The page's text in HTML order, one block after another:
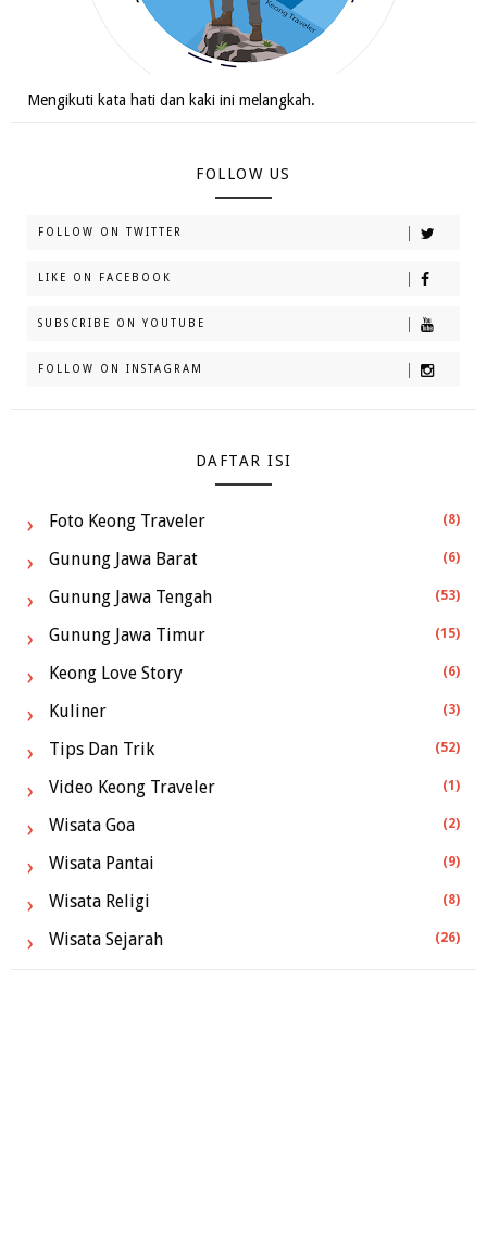
Mengikuti kata hati dan kaki ini melangkah.
FOLLOW US
FOLLOW ON TWITTER
LIKE ON FACEBOOK
SUBSCRIBE ON YOUTUBE
FOLLOW ON INSTAGRAM
DAFTAR ISI
Foto Keong Traveler (8)
Gunung Jawa Barat (6)
Gunung Jawa Tengah (53)
Gunung Jawa Timur (15)
Keong Love Story (6)
Kuliner (3)
Tips Dan Trik (52)
Video Keong Traveler (1)
Wisata Goa (2)
Wisata Pantai (9)
Wisata Religi (8)
Wisata Sejarah (26)